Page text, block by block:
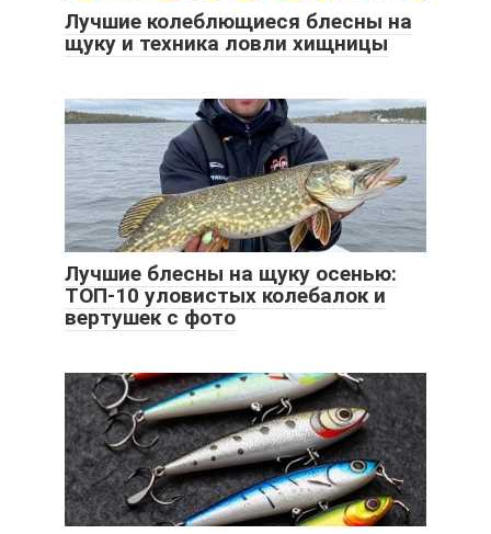
Лучшие колеблющиеся блесны на
щуку и техника ловли хищницы
Лучшие блесны на щуку осенью:
ТОП-10 уловистых колебалок и
вертушек с фото